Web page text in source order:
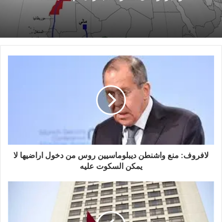
الخاص.
وبالرغم من نجاح الإنتخابات في عام 2014 التي فاز
فيها الليبراليون وألحقت هزيمة بـ”الإخوانجية” إلا أن
الدعوة إلى تشكيل حكومة وطنية في ليبيا لإدارة البلاد
تكون مهمتها الأساسية العودة إلى الحياة الدستورية
والمؤسسات،باءت كلها بالفشل،وظلت ليبيا تعيش في
حالة اللادولة والفوضى، إلى جانب التدخل الأجنبي
لإذكاء الفتن في انتهاك صارخ لاستقلال ليبيا وسيادتها،
في ظل انتشار فوضى السلاح الذي تمتلكه الجماعات
المرتبطة بتنظيم القاعدة.
والواقع أن الحكومة الحالية بطرابلس بقيادة فايز
السراج المعترف بها، وكذلك البرلمان المنتخب
والحكومة المؤقتة في الشرق الليبي تنتابها حالة من
لافروف: منع واشنطن ديبلوماسيين روس من دخول اراضيها لا
يمكن السكوت عليه